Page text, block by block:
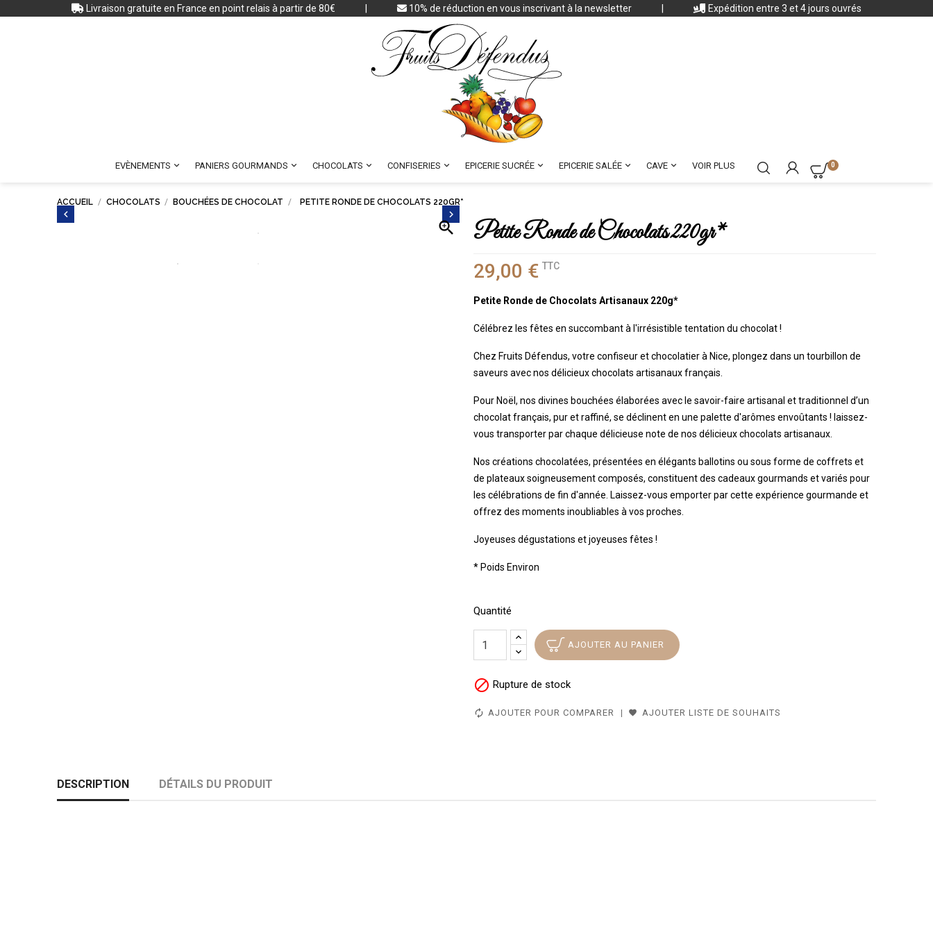
Livraison gratuite en France en point relais à partir de 80€ 10% de réduction en vous inscrivant à la newsletter Expédition entre 3 et 4 jours ouvrés

EVÈNEMENTS 
PANIERS GOURMANDS 
CHOCOLATS 
CONFISERIES 
EPICERIE SUCRÉE 
EPICERIE SALÉE 
CAVE VOIR PLUS 0
ACCUEIL CHOCOLATS BOUCHÉES DE CHOCOLAT PETITE RONDE DE CHOCOLATS 220GR*

 
Petite Ronde de Chocolats 220gr*
29,00 € TTC
Petite Ronde de Chocolats Artisanaux 220g*
Célébrez les fêtes en succombant à l'irrésistible tentation du chocolat !
Chez Fruits Défendus, votre confiseur et chocolatier à Nice, plongez dans un tourbillon de
saveurs avec nos délicieux chocolats artisanaux français.
Pour Noël, nos divines bouchées élaborées avec le savoir-faire artisanal et traditionnel d’un
chocolat français, pur et raffiné, se déclinent en une palette d'arômes envoûtants ! laissez-
vous transporter par chaque délicieuse note de nos délicieux chocolats artisanaux.
Nos créations chocolatées, présentées en élégants ballotins ou sous forme de coffrets et
de plateaux soigneusement composés, constituent des cadeaux gourmands et variés pour
les célébrations de fin d'année. Laissez-vous emporter par cette expérience gourmande et
offrez des moments inoubliables à vos proches.
Joyeuses dégustations et joyeuses fêtes !
* Poids Environ
Quantité
AJOUTER AU PANIER
 Rupture de stock
AJOUTER POUR COMPARER AJOUTER LISTE DE SOUHAITS
DESCRIPTION DÉTAILS DU PRODUIT